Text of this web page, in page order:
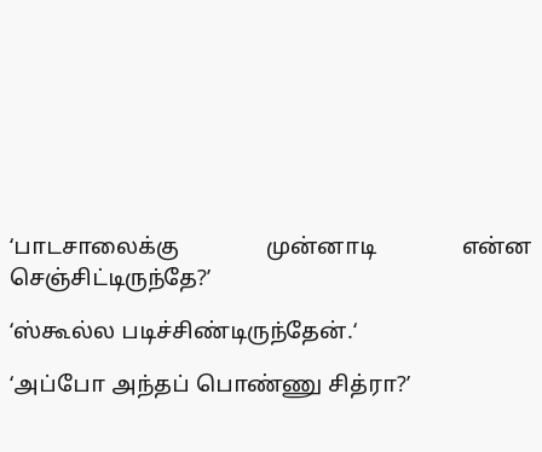
‘பாடசாலைக்கு முன்னாடி என்ன
செஞ்சிட்டிருந்தே?’
‘ஸ்கூல்ல படிச்சிண்டிருந்தேன்.‘
‘அப்போ அந்தப் பொண்ணு சித்ரா?’